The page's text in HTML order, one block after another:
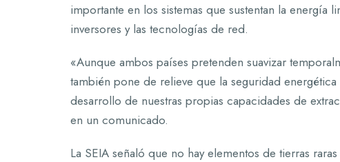
importante en los sistemas que sustentan la
inversores y las tecnologías de red.
«Aunque ambos países pretenden suavizar
también pone de relieve que la seguridad
desarrollo de nuestras propias capacidades de
en un comunicado.
La SEIA señaló que no hay elementos de tierras